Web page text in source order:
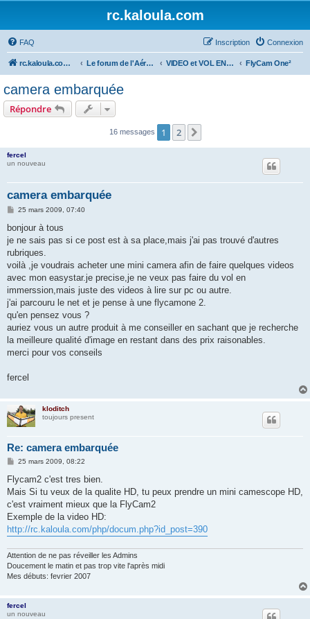
rc.kaloula.com
FAQ Connexion
Inscription
rc.kaloula.com Aéromodélisme Le forum de l'Aéromodélisme VIDEO et VOL EN IMMERSION FlyCam One²
camera embarquée
Répondre
16 messages 1 2
fercel
un nouveau
camera embarquée
M
s
a
g
25 mars 2009, 07:40
bonjour à tous
je ne sais pas si ce post est à sa place,mais j'ai pas trouvé d'autres
rubriques.
voilà ,je voudrais acheter une mini camera afin de faire quelques videos
avec mon easystar.je precise,je ne veux pas faire du vol en
immerssion,mais juste des videos à lire sur pc ou autre.
j'ai parcouru le net et je pense à une flycamone 2.
qu'en pensez vous ?
auriez vous un autre produit à me conseiller en sachant que je recherche
la meilleure qualité d'image en restant dans des prix raisonables.
merci pour vos conseils
fercel
kloditch
toujours present
Re: camera embarquée
M
s
s
a
g
25 mars 2009, 08:22
Flycam2 c'est tres bien.
Mais Si tu veux de la qualite HD, tu peux prendre un mini camescope HD,
c'est vraiment mieux que la FlyCam2
Exemple de la video HD:
http://rc.kaloula.com/php/docum.php?id_post=390
Attention de ne pas réveiller les Admins
Doucement le matin et pas trop vite l'après midi
Mes débuts: fevrier 2007
fercel
un nouveau